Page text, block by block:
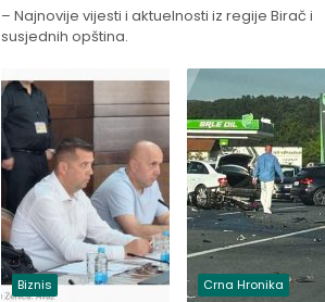
– Najnovije vijesti i aktuelnosti iz regije Birač i
susjednih opština.
Biznis Crna Hronika